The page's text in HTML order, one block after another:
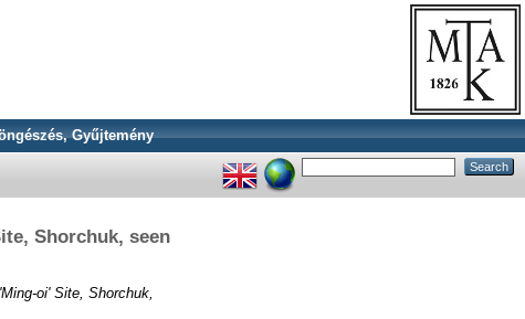
Gyűjtemény
Shorchuk, seen
oi' Site, Shorchuk,